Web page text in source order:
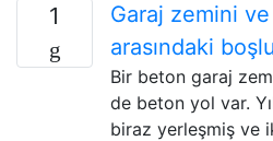
1
Garaj zemini
arasındaki
Bir beton garaj
de beton yol var.
biraz yerleşmiş ve